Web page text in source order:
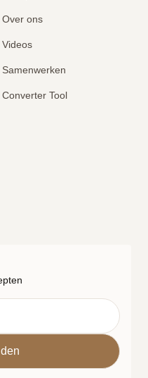
Over ons
Videos
Samenwerken
Converter Tool